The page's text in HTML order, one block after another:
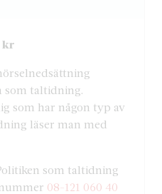
kr
som taltidning.
som har någon typ av
läser man med
som taltidning
08-121 060 40